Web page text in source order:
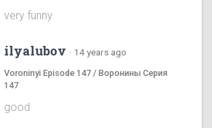
very funny
ilyalubov · 14 years ago
Voroninyi Episode 147 / Воронины Серия
147
good